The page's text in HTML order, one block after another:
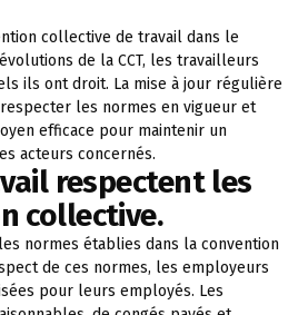
collective de travail dans le
de la CCT, les travailleurs
ils ont droit. La mise à jour régulière
les normes en vigueur et
efficace pour maintenir un
acteurs concernés.
respectent les
collective.
normes établies dans la convention
de ces normes, les employeurs
pour leurs employés. Les